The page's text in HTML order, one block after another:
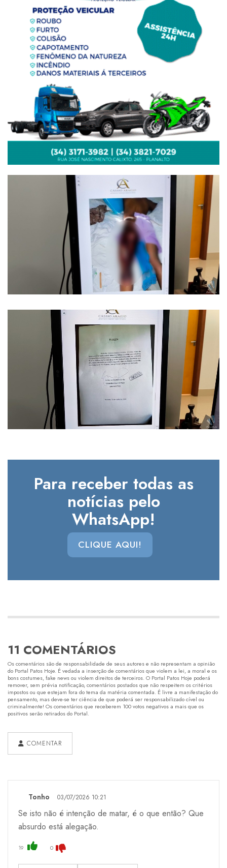
Para receber todas as
notícias pelo
WhatsApp!
CLIQUE AQUI!
11 COMENTÁRIOS
Os comentários são de responsabilidade de seus autores e não representam a opinião
do Portal Patos Hoje. É vedada a inserção de comentários que violem a lei, a moral e os
bons costumes, fake news ou violem direitos de terceiros. O Portal Patos Hoje poderá
remover, sem prévia notificação, comentários postados que não respeitem os critérios
impostos ou que estejam fora do tema da matéria comentada. É livre a manifestação do
pensamento, mas deve-se ter ciência de que poderá ser responsabilizado cível ou
criminalmente! Os comentários que receberem 100 votos negativos a mais que os
positivos serão retirados do Portal.
COMENTAR
Tonho 03/07/2026 10:21
Se isto não é intenção de matar, é o que então? Que
absurdo está alegação.
19 0